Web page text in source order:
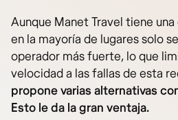
Aunque Manet Travel tiene
en la mayoría de lugares solo
operador más fuerte, lo que
velocidad a las fallas de esta
propone varias alternativas
Esto le da la gran ventaja.